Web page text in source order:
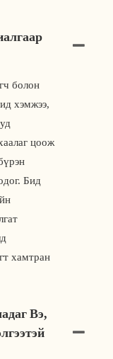
болон
хэмжээ,
цоож
Бид
хамтран
Вэ,